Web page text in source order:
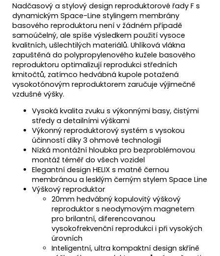
Nadčasový a stylový design reproduktorové řady F s
dynamickým Space-Line stylingem membrány
basového reproduktoru není v žádném případě
samoúčelný, ale spíše výsledkem použití vysoce
kvalitních, ušlechtilých materiálů. Uhlíková vlákna
zapuštěná do polypropylenového kužele basového
reproduktoru optimalizují reprodukci středních
kmitočtů, zatímco hedvábná kupole potažená
vysokotónovým reproduktorem zaručuje výjimečně
vzdušné výšky.
Vysoká kvalita zvuku s výkonnými basy, čistými
středy a detailními výškami
Výkonný reproduktorový systém s vysokou
účinností díky 3 ohmové technologii
Nízká montážní hloubka pro bezproblémovou
montáž téměř do všech vozidel
Elegantní design HELIX s matně černou
membránou a lesklým černým stylem Space Line
Výškový reproduktor
20mm hedvábný kopulovitý výškový
reproduktor s neodymovým magnetem
pro brilantní, diferencovanou
vysokofrekvenční reprodukci i při vysokých
úrovních
Inteligentní, ultra kompaktní design skříně